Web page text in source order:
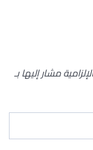
مشار إليها بـ